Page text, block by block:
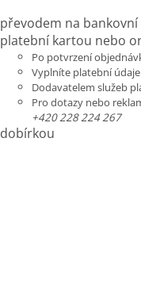
převodem na
platební kartou nebo
Po potvrzení
Vyplníte platební
Dodavatelem služeb
Pro dotazy nebo
+420 228 224 267